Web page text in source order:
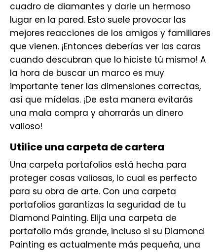
cuadro de diamantes y darle un hermoso
lugar en la pared. Esto suele provocar las
mejores reacciones de los amigos y familiares
que vienen. ¡Entonces deberías ver las caras
cuando descubran que lo hiciste tú mismo! A
la hora de buscar un marco es muy
importante tener las dimensiones correctas,
así que mídelas. ¡De esta manera evitarás
una mala compra y ahorrarás un dinero
valioso!
Utilice una carpeta de cartera
Una carpeta portafolios está hecha para
proteger cosas valiosas, lo cual es perfecto
para su obra de arte. Con una carpeta
portafolios garantizas la seguridad de tu
Diamond Painting. Elija una carpeta de
portafolio más grande, incluso si su Diamond
Painting es actualmente más pequeña, una